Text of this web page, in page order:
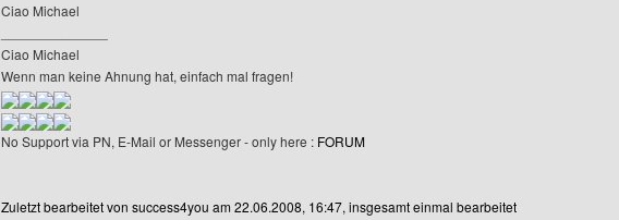
Ciao Michael
Ciao Michael
Wenn man keine Ahnung hat, einfach mal fragen!
No Support via PN, E-Mail or Messenger - only here : FORUM
Zuletzt bearbeitet von success4you am 22.06.2008, 16:47, insgesamt einmal bearbeitet